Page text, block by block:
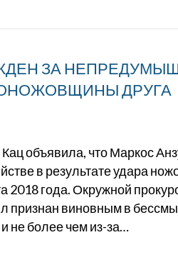
ЗА
ДРУГА
объявила, что Маркос
в результате удара
2018 года. Окружной
признан виновным в
не более чем из-за…